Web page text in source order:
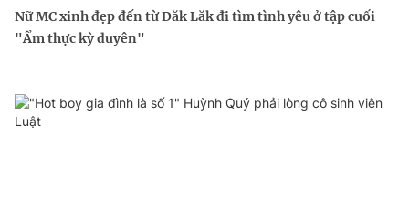
Nữ MC xinh đẹp đến từ Đăk Lăk đi tìm tình yêu ở tập cuối
"Ẩm thực kỳ duyên"